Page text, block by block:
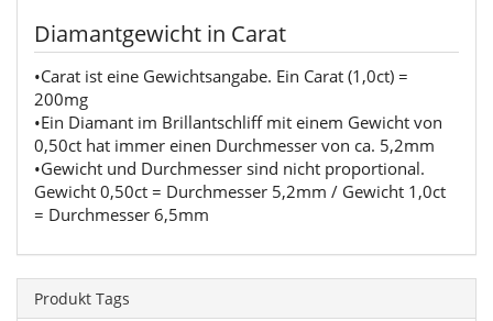
Diamantgewicht in Carat
•Carat ist eine Gewichtsangabe. Ein Carat (1,0ct) =
200mg
•Ein Diamant im Brillantschliff mit einem Gewicht von
0,50ct hat immer einen Durchmesser von ca. 5,2mm
•Gewicht und Durchmesser sind nicht proportional.
Gewicht 0,50ct = Durchmesser 5,2mm / Gewicht 1,0ct
= Durchmesser 6,5mm
Produkt Tags